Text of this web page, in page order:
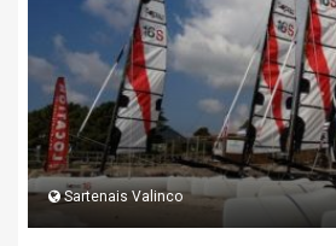
Sartenais Valinco